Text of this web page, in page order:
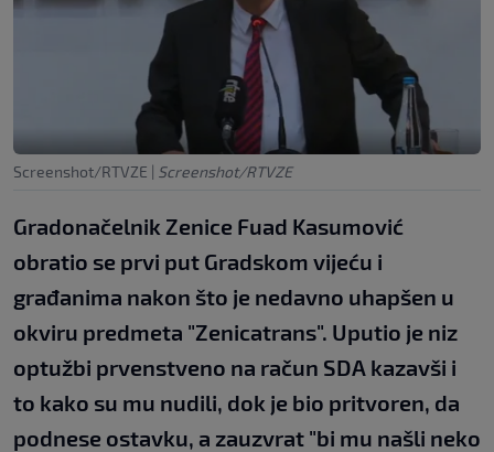
Screenshot/RTVZE | Screenshot/RTVZE
Gradonačelnik Zenice Fuad Kasumović
obratio se prvi put Gradskom vijeću i
građanima nakon što je nedavno uhapšen u
okviru predmeta "Zenicatrans". Uputio je niz
optužbi prvenstveno na račun SDA kazavši i
to kako su mu nudili, dok je bio pritvoren, da
podnese ostavku, a zauzvrat "bi mu našli neko